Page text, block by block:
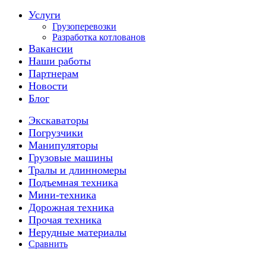
Услуги
Грузоперевозки
Разработка котлованов
Вакансии
Наши работы
Партнерам
Новости
Блог
Экскаваторы
Погрузчики
Манипуляторы
Грузовые машины
Тралы и длинномеры
Подъемная техника
Мини-техника
Дорожная техника
Прочая техника
Нерудные материалы
Сравнить